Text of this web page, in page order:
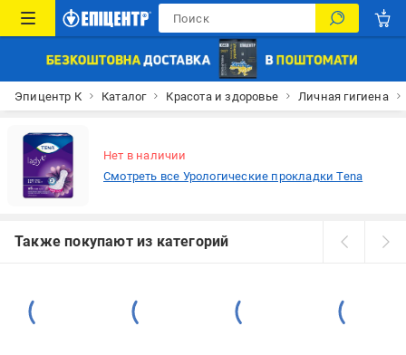
Эпицентр К Каталог Красота и здоровье Личная гигиена
Нет в наличии
Смотреть все Урологические прокладки Tena
Также покупают из категорий